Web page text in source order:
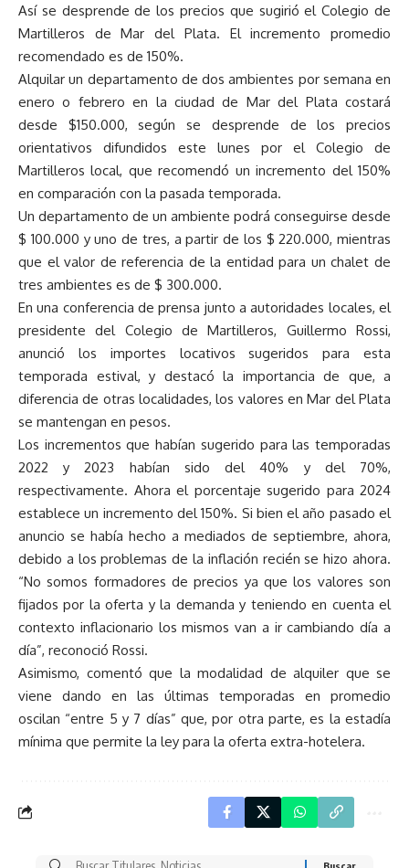
Así se desprende de los precios que sugirió el Colegio de
Martilleros de Mar del Plata. El incremento promedio
recomendado es de 150%.
Alquilar un departamento de dos ambientes por semana en
enero o febrero en la ciudad de Mar del Plata costará
desde $150.000, según se desprende de los precios
orientativos difundidos este lunes por el Colegio de
Martilleros local, que recomendó un incremento del 150%
en comparación con la pasada temporada.
Un departamento de un ambiente podrá conseguirse desde
$ 100.000 y uno de tres, a partir de los $ 220.000, mientras
que el valor de referencia de la entidad para un chalet de
tres ambientes es de $ 300.000.
En una conferencia de prensa junto a autoridades locales, el
presidente del Colegio de Martilleros, Guillermo Rossi,
anunció los importes locativos sugeridos para esta
temporada estival, y destacó la importancia de que, a
diferencia de otras localidades, los valores en Mar del Plata
se mantengan en pesos.
Los incrementos que habían sugerido para las temporadas
2022 y 2023 habían sido del 40% y del 70%,
respectivamente. Ahora el porcentaje sugerido para 2024
establece un incremento del 150%. Si bien el año pasado el
anuncio se había hecho a mediados de septiembre, ahora,
debido a los problemas de la inflación recién se hizo ahora.
“No somos formadores de precios ya que los valores son
fijados por la oferta y la demanda y teniendo en cuenta el
contexto inflacionario los mismos van a ir cambiando día a
día”, reconoció Rossi.
Asimismo, comentó que la modalidad de alquiler que se
viene dando en las últimas temporadas en promedio
oscilan “entre 5 y 7 días” que, por otra parte, es la estadía
mínima que permite la ley para la oferta extra-hotelera.